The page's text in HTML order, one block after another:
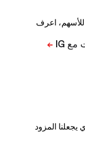
عبر أكثر من 16,000 سعراً للأسهم، اعرف
يجعلنا المزود